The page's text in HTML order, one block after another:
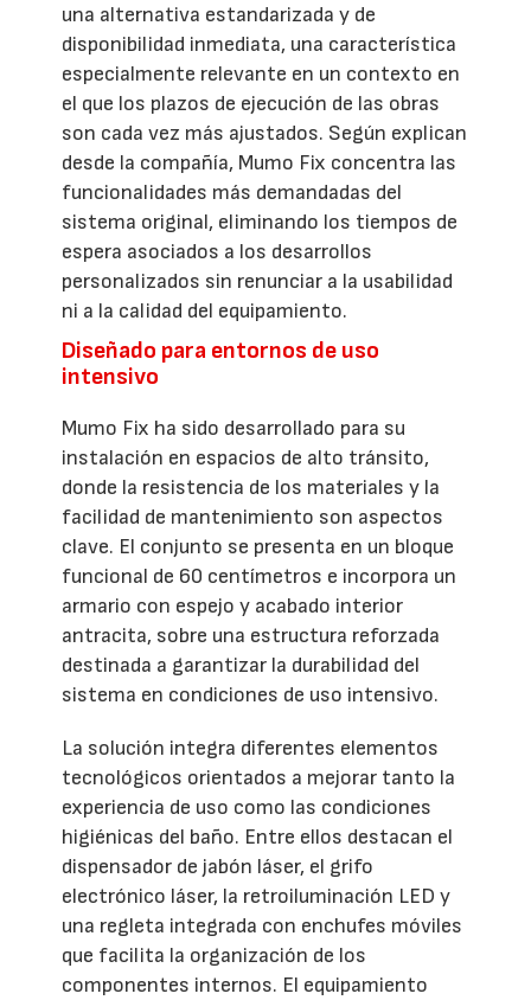
una alternativa estandarizada y de
disponibilidad inmediata, una característica
especialmente relevante en un contexto en
el que los plazos de ejecución de las obras
son cada vez más ajustados. Según explican
desde la compañía, Mumo Fix concentra las
funcionalidades más demandadas del
sistema original, eliminando los tiempos de
espera asociados a los desarrollos
personalizados sin renunciar a la usabilidad
ni a la calidad del equipamiento.
Diseñado para entornos de uso
intensivo
Mumo Fix ha sido desarrollado para su
instalación en espacios de alto tránsito,
donde la resistencia de los materiales y la
facilidad de mantenimiento son aspectos
clave. El conjunto se presenta en un bloque
funcional de 60 centímetros e incorpora un
armario con espejo y acabado interior
antracita, sobre una estructura reforzada
destinada a garantizar la durabilidad del
sistema en condiciones de uso intensivo.
La solución integra diferentes elementos
tecnológicos orientados a mejorar tanto la
experiencia de uso como las condiciones
higiénicas del baño. Entre ellos destacan el
dispensador de jabón láser, el grifo
electrónico láser, la retroiluminación LED y
una regleta integrada con enchufes móviles
que facilita la organización de los
componentes internos. El equipamiento